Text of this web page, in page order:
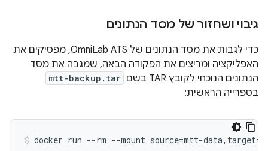
גיבוי ושחזור של מסד הנתונים
כדי לגבות את מסד הנתונים של OmniLab ATS, מפסיקים את
האפליקציה ומריצים את הפקודה הבאה, שמגבה את מסד
הנתונים הנוכחי לקובץ TAR בשם
mtt-backup.tar
בספרייה הראשית: